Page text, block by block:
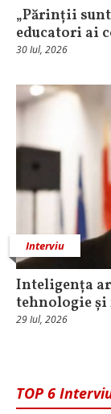
„Părinții
educatori ai
30 Iul, 2026
Interviu
Inteligența
tehnologie și
29 Iul, 2026
TOP 6